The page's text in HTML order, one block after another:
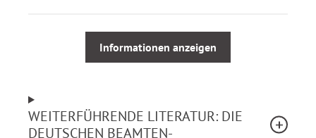
öffentlichen Dienst eine Einführung in das Gebiet der
dienstlichen Beurteilungen. Die vom Bundesrecht
abweichenden landesrechtlichen Besonderheiten
Unter Berücksichtigung der aktuellen Rechtsprechung
Informationen anzeigen
WEITERFÜHRENDE LITERATUR: DIE
DEUTSCHEN BEAMTEN-